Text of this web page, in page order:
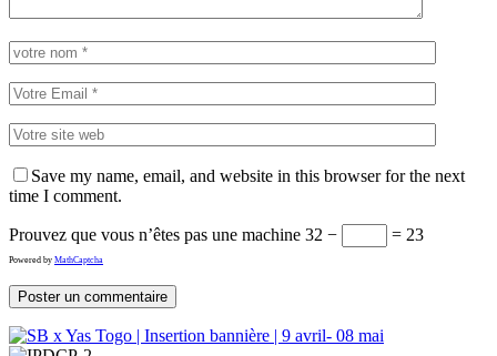
Save my name, email, and website in this browser for the next
time I comment.
Prouvez que vous n’êtes pas une machine 32 − = 23
Powered by MathCaptcha